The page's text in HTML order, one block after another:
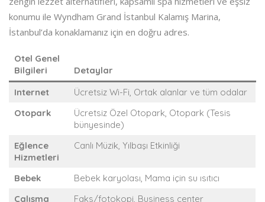
konumu ile Wyndham Grand İstanbul Kalamış Marina,
İstanbul’da konaklamanız için en doğru adres.
Otel Genel
Bilgileri
Detaylar
Internet
Ücretsiz Wi-Fi, Ortak alanlar ve tüm odalar
Otopark
Ücretsiz Özel Otopark, Otopark (Tesis
bünyesinde)
Eğlence
Hizmetleri
Canlı Müzik, Yılbaşı Etkinliği
Bebek
Bebek karyolası, Mama için su ısıtıcı
Çalışma
Faks/fotokopi, Business center